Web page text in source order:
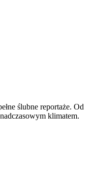
ślubne reportaże. Od
klimatem.